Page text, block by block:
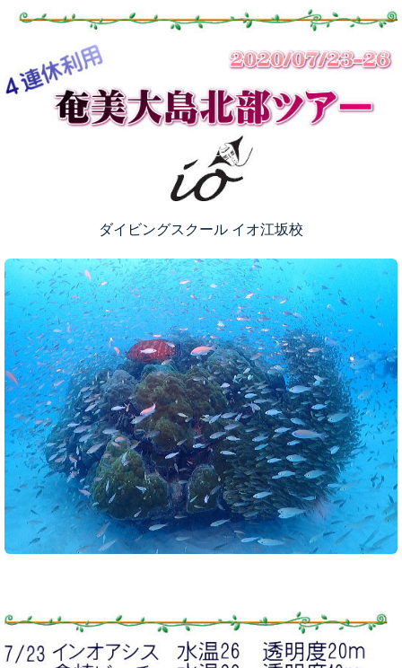
ダイビングスクール イオ江坂校